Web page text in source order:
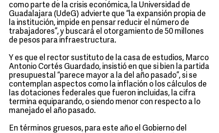
como parte de la crisis económica, la Universidad de
Guadalajara (UdeG) advierte que “la expansión propia de
la institución, impide en pensar reducir el número de
trabajadores”, y buscará el otorgamiento de 50 millones
de pesos para infraestructura.
Y es que el rector sustituto de la casa de estudios, Marco
Antonio Cortés Guardado, insistió en que si bien la partida
presupuestal “parece mayor a la del año pasado”, si se
contemplan aspectos como la inflación o los cálculos de
las dotaciones federales que fueron incluidas, la cifra
termina equiparando, o siendo menor con respecto a lo
manejado el año pasado.
En términos gruesos, para este año el Gobierno del